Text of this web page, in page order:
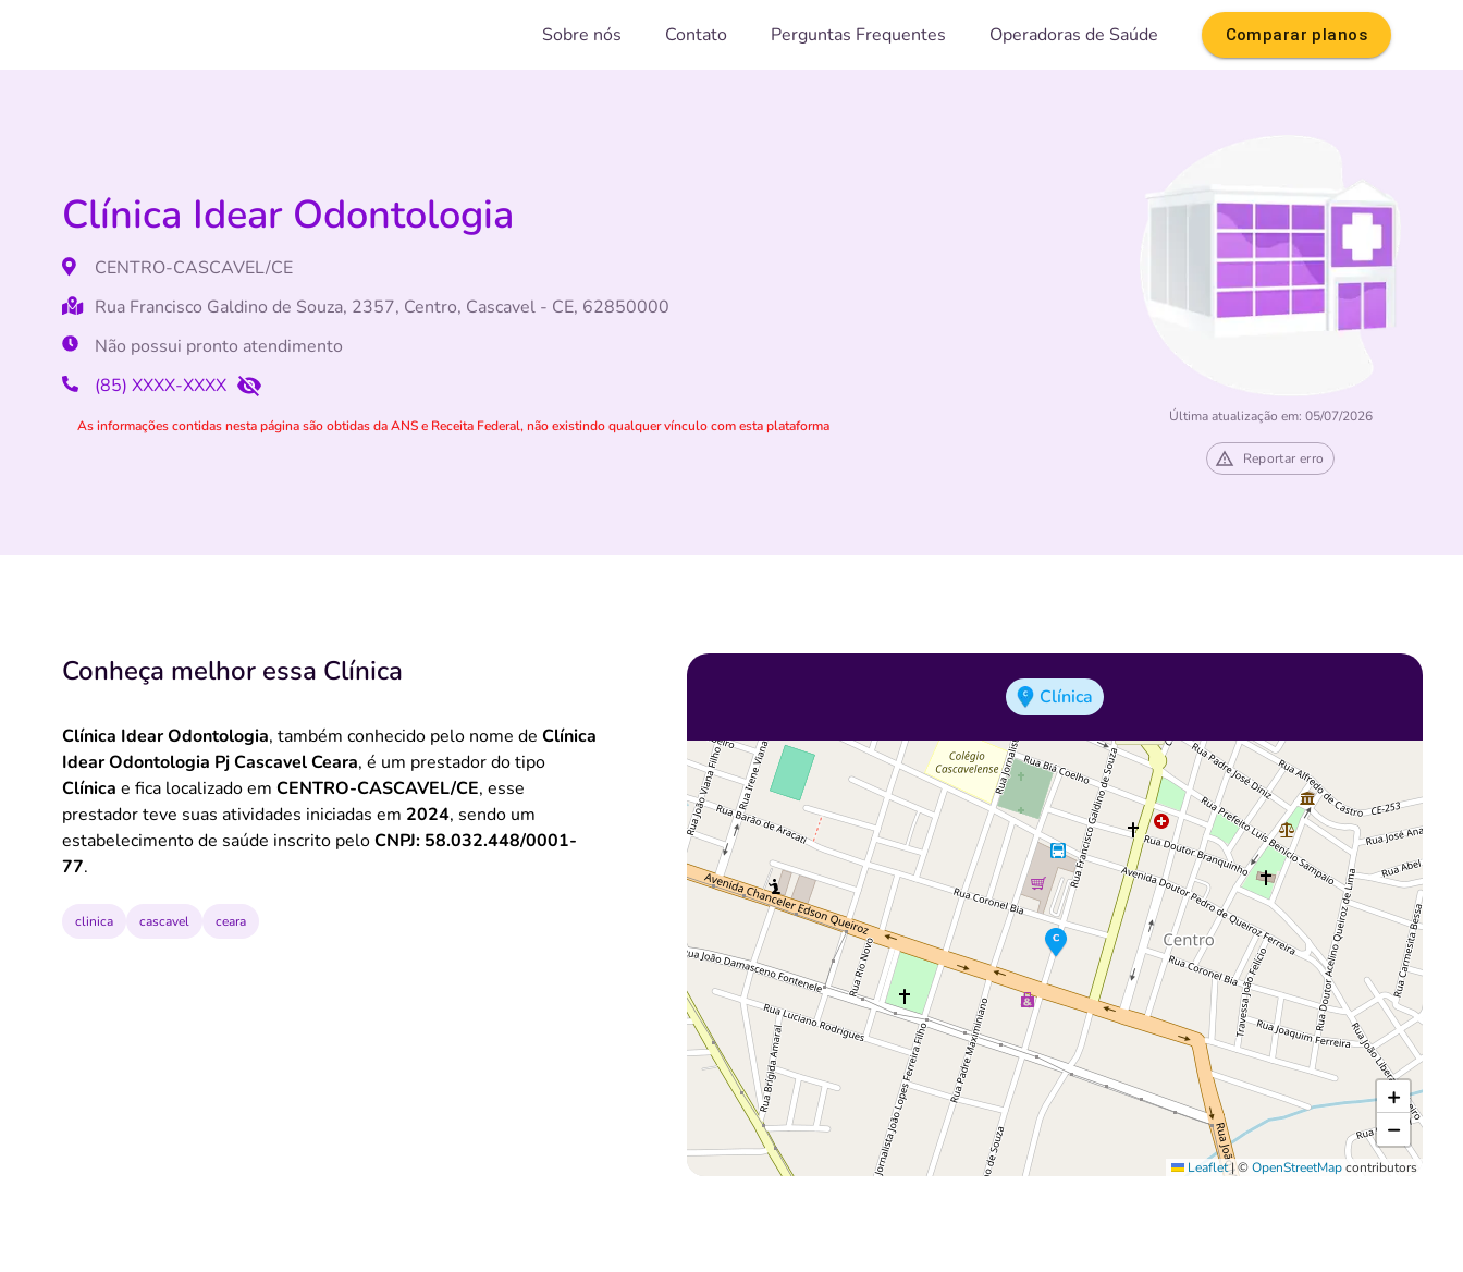
Sobre nós Contato Perguntas Frequentes Operadoras de Saúde Comparar planos
Última atualização em: 05/07/2026
Reportar erro
Clínica Idear Odontologia
CENTRO-CASCAVEL/CE
Rua Francisco Galdino de Souza, 2357, Centro, Cascavel - CE, 62850000
Não possui pronto atendimento
(85) XXXX-XXXX
As informações contidas nesta página são obtidas da ANS e Receita Federal, não existindo qualquer vínculo com esta plataforma
Conheça melhor essa Clínica
Clínica Idear Odontologia, também conhecido pelo nome de Clínica
Idear Odontologia Pj Cascavel Ceara, é um prestador do tipo
Clínica e fica localizado em CENTRO-CASCAVEL/CE, esse
prestador teve suas atividades iniciadas em 2024, sendo um
estabelecimento de saúde inscrito peloCNPJ: 58.032.448/0001-
77.
clinica cascavel ceara
Clínica
+
−
Leaflet|©OpenStreetMapcontributors